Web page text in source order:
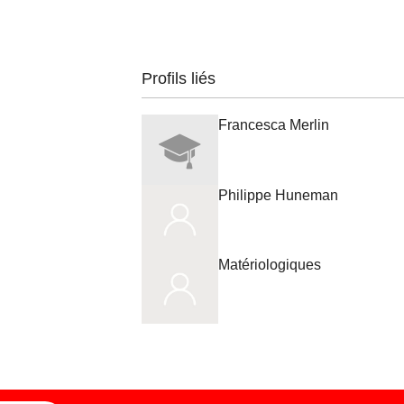
Profils liés
Francesca Merlin
Philippe Huneman
Matériologiques